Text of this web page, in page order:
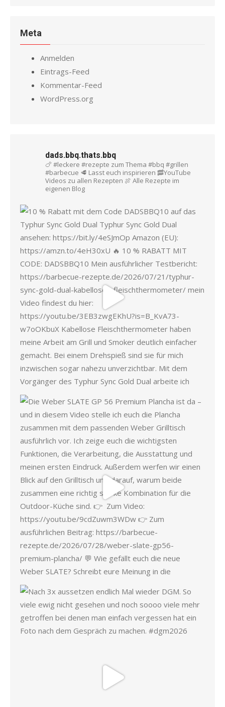
Meta
Anmelden
Eintrags-Feed
Kommentar-Feed
WordPress.org
dads.bbq.thats.bbq
🍗 #leckere #rezepte zum Thema #bbq #grillen
#barbecue 🥩 Lasst euch inspirieren 🥓YouTube
Videos zu allen Rezepten 🍖 Alle Rezepte im
eigenen Blog